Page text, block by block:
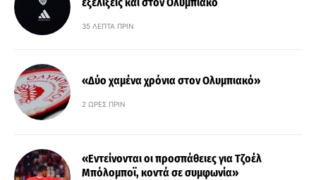
35 ΛΕΠΤΆ ΠΡΙΝ
«Δύο χαμένα χρόνια στον Ολυμπιακό»
2 ΏΡΕΣ ΠΡΙΝ
«Εντείνονται οι προσπάθειες για Τζοέλ
Μπόλομποϊ, κοντά σε συμφωνία»